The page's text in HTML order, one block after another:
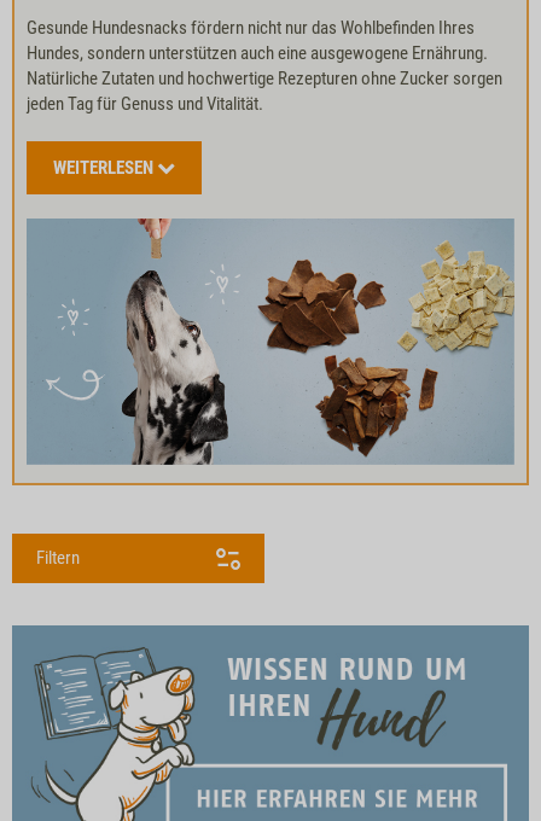
Gesunde Hundesnacks fördern nicht nur das Wohlbefinden Ihres
Hundes, sondern unterstützen auch eine ausgewogene Ernährung.
Natürliche Zutaten und hochwertige Rezepturen ohne Zucker sorgen
jeden Tag für Genuss und Vitalität.
WEITERLESEN
Filtern